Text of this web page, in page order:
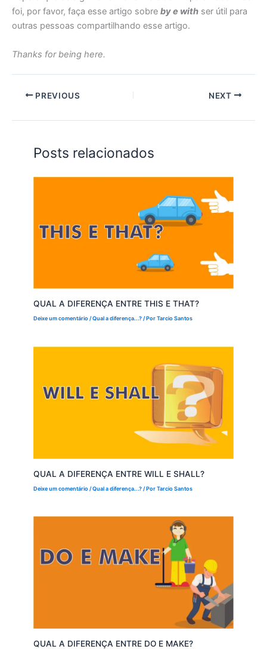
foi, por favor, faça esse artigo sobre by e with ser útil para
outras pessoas compartilhando esse artigo.
Thanks for being here.
PREVIOUS NEXT
Posts relacionados
QUAL A DIFERENÇA ENTRE THIS E THAT?
Deixe um comentário /Qual a diferença...?/ PorTarcio Santos
QUAL A DIFERENÇA ENTRE WILL E SHALL?
Deixe um comentário /Qual a diferença...?/ PorTarcio Santos
QUAL A DIFERENÇA ENTRE DO E MAKE?